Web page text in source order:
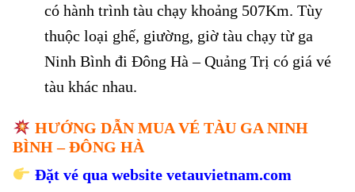
có hành trình tàu chạy khoảng 507Km. Tùy
thuộc loại ghế, giường, giờ tàu chạy từ ga
Ninh Bình đi Đông Hà – Quảng Trị có giá vé
tàu khác nhau.
HƯỚNG DẪN MUA VÉ TÀU GA NINH
BÌNH – ĐÔNG HÀ
Đặt vé qua website vetauvietnam.com